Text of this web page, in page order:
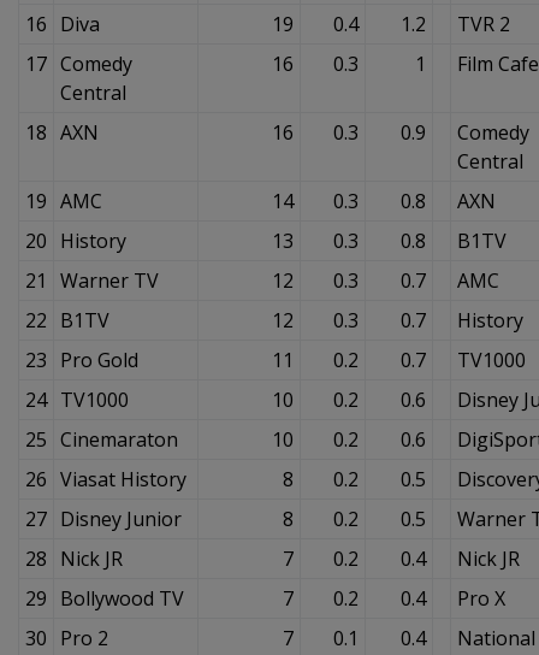
16 Diva 19 0.4 1.2
TVR 2
17 Comedy
Central
16 0.3 1 Film Cafe
18 AXN 16 0.3 0.9
Comedy
Central
19 AMC 14 0.3 0.8
AXN
20 History 13 0.3 0.8
B1TV
21
Warner TV 12 0.3 0.7
AMC
22 B1TV 12 0.3 0.7
History
23 Pro Gold 11 0.2 0.7
TV1000
24 TV1000 10 0.2 0.6
Disney
25 Cinemaraton 10 0.2 0.6
26 Viasat History 8 0.2 0.5
27 Disney Junior 8 0.2 0.5
Warner
28 Nick JR 7 0.2 0.4
Nick JR
29 Bollywood TV 7 0.2 0.4
Pro X
30 Pro 2 7 0.1 0.4
National